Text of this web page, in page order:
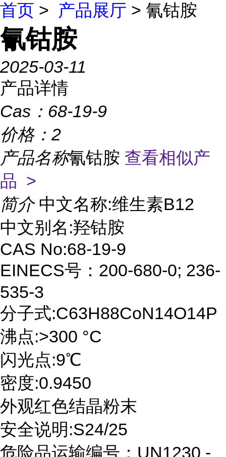
首页 > 产品展厅 > 氰钴胺
氰钴胺
2025-03-11
产品详情
Cas： 68-19-9
价格： 2
产品名称氰钴胺 查看相似产
品 >
简介 中文名称:维生素B12
中文别名:羟钴胺
CAS No:68-19-9
EINECS号：200-680-0; 236-
535-3
分子式:C63H88CoN14O14P
沸点:>300 °C
闪光点:9℃
密度:0.9450
外观红色结晶粉末
安全说明:S24/25
危险品运输编号：UN1230 -